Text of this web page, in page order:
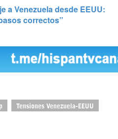
a Venezuela desde EEUU:
correctos”
Tensiones Venezuela-EEUU